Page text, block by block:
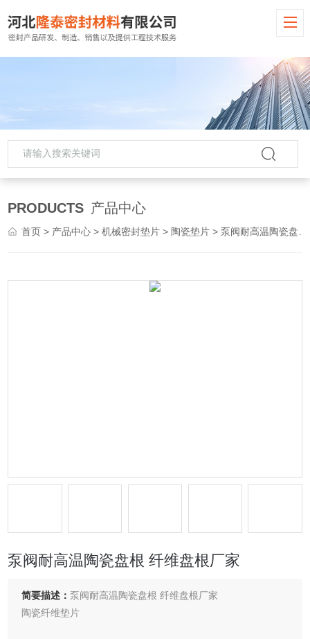
PRODUCTS 产品中心
首页 > 产品中心 >机械密封垫片 > 陶瓷垫片 > 泵阀耐高温陶瓷盘根 纤维盘根厂家
泵阀耐高温陶瓷盘根 纤维盘根厂家
简要描述：泵阀耐高温陶瓷盘根 纤维盘根厂家
陶瓷纤维垫片